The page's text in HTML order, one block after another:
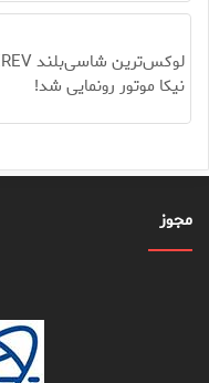
نیکا موتور رونمایی شد!
مجوز